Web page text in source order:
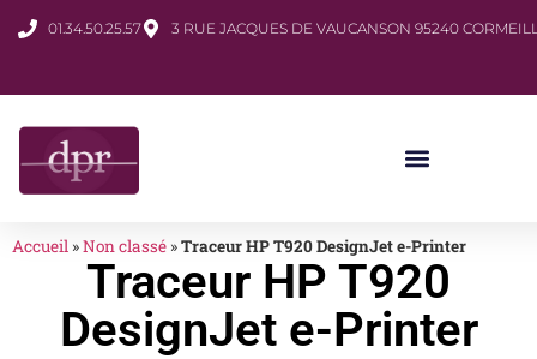
01.34.50.25.57 3 RUE JACQUES DE VAUCANSON 95240
Accueil »Non classé »Traceur HP T920 DesignJet e-Printer
Traceur HP T920
DesignJet e-Printer